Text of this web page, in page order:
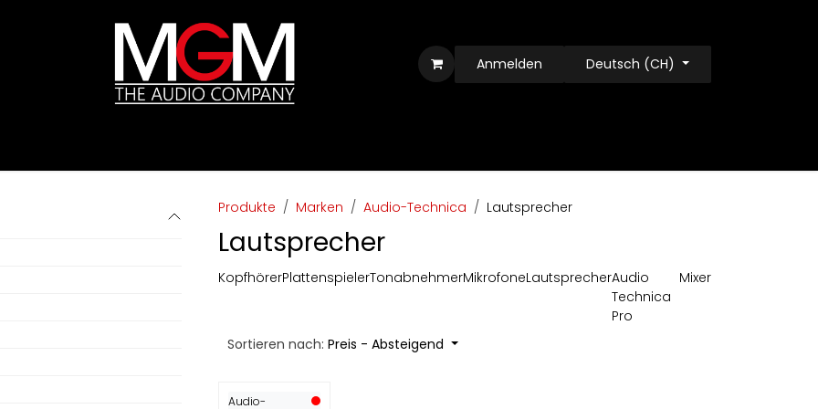
Anmelden Deutsch (CH)
Produkte Marken Audio-Technica Lautsprecher
Lautsprecher
KopfhörerPlattenspielerTonabnehmerMikrofoneLautsprecherAudio
Technica
Pro
Mixer
Sortieren nach: Preis - Absteigend
Audio-